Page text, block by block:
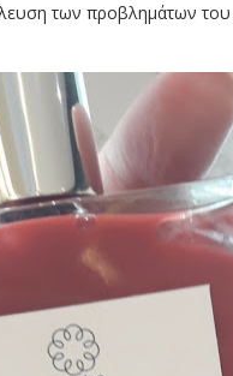
των προβλημάτων